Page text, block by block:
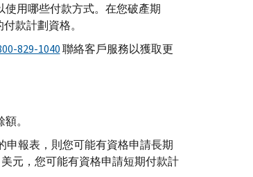
用哪些付款方式。在您破產期
款計劃資格。
829-1040聯絡客戶服務以獲取更
。
申報表，則您可能有資格申請長期
元，您可能有資格申請短期付款計